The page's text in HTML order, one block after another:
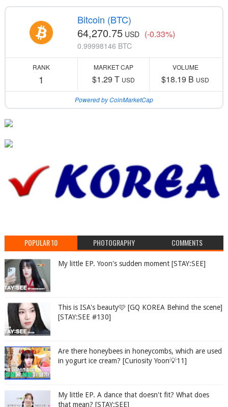
Bitcoin (BTC)
64,270.75 USD (-0.33%)
0.99998146 BTC
RANK
1
MARKET CAP
$1.29 T USD
VOLUME
$18.19 B USD
Powered by CoinMarketCap
POPULAR 10 PHOTOGRAPHY COMMENTS
My little EP. Yoon's sudden moment [STAY:SEE]
This is ISA's beauty🩷 [GQ KOREA Behind the scene]
[STAY:SEE #130]
Are there honeybees in honeycombs, which are used
in yogurt ice cream? [Curiosity Yoon💡11]
My little EP. A dance that doesn't fit? What does
that mean? [STAY:SEE]